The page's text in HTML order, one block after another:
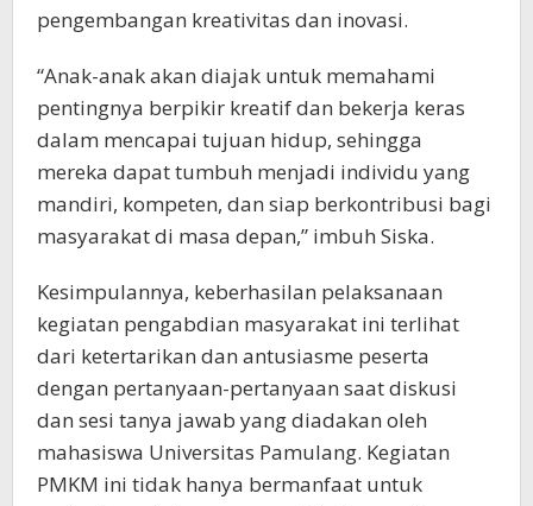
pengembangan kreativitas dan inovasi.
“Anak-anak akan diajak untuk memahami
pentingnya berpikir kreatif dan bekerja keras
dalam mencapai tujuan hidup, sehingga
mereka dapat tumbuh menjadi individu yang
mandiri, kompeten, dan siap berkontribusi bagi
masyarakat di masa depan,” imbuh Siska.
Kesimpulannya, keberhasilan pelaksanaan
kegiatan pengabdian masyarakat ini terlihat
dari ketertarikan dan antusiasme peserta
dengan pertanyaan-pertanyaan saat diskusi
dan sesi tanya jawab yang diadakan oleh
mahasiswa Universitas Pamulang. Kegiatan
PMKM ini tidak hanya bermanfaat untuk